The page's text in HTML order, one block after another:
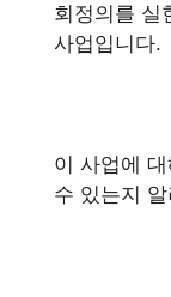
회정의를 실
사업입니다.
이 사업에
수 있는지